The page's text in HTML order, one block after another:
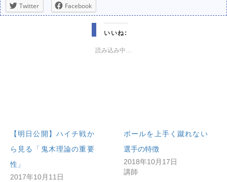
Twitter Facebook
いいね:
読み込み中…
【明日公開】ハイチ戦か
ら見る「鬼木理論の重要
性」
2017年10月11日
ボールを上手く蹴れない
選手の特徴
2018年10月17日
講師